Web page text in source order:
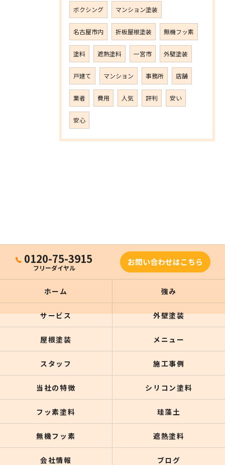
ボクシング マンション塗装
名古屋市内 折板屋根塗装 無機フッ素
塗料 遮熱塗料 一宮市 外壁塗装
戸建て マンション 事務所 店舗
業者 費用 人気 評判 安い
安心
0120-75-3915
フリーダイヤル
お問い合わせはこちら
ホーム 強み
サービス 外壁塗装
屋根塗装 メニュー
スタッフ 施工事例
当社の特徴 シリコン塗料
フッ素塗料 珪藻土
無機フッ素 遮熱塗料
会社情報 ブログ